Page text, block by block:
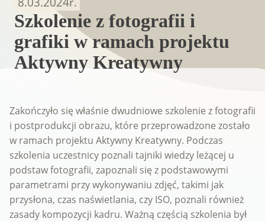
Szkolenie z fotografii i
grafiki w ramach projektu
Aktywny Kreatywny
Zakończyło się właśnie dwudniowe szkolenie z fotografii
i postprodukcji obrazu, które przeprowadzone zostało
w ramach projektu Aktywny Kreatywny. Podczas
szkolenia uczestnicy poznali tajniki wiedzy leżącej u
podstaw fotografii, zapoznali się z podstawowymi
parametrami przy wykonywaniu zdjęć, takimi jak
przysłona, czas naświetlania, czy ISO, poznali również
zasady kompozycji kadru. Ważną częścią szkolenia był